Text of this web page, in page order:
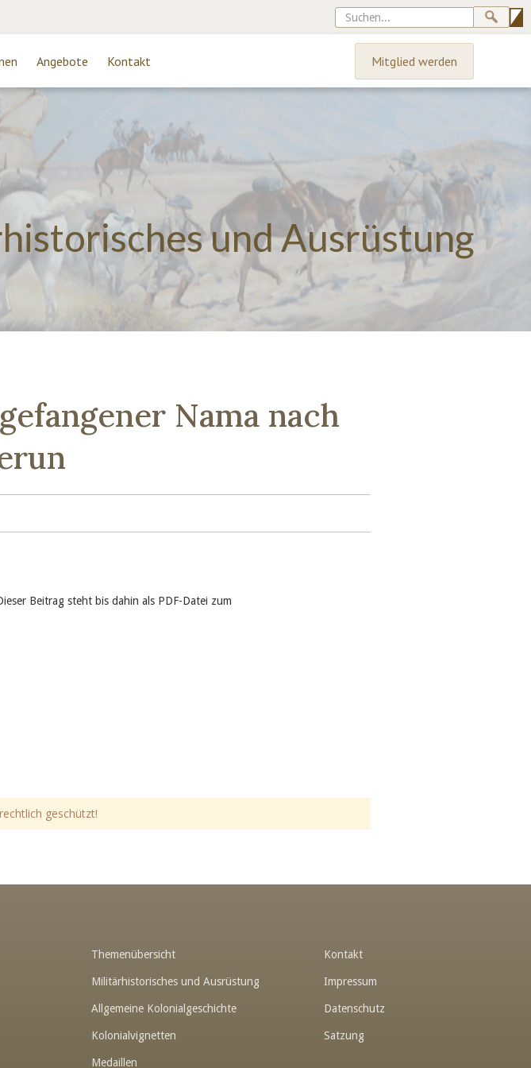
Angebote Kontakt Mitglied werden
und Ausrüstung
Nama nach
Beitrag steht bis dahin als PDF-Datei zum
geschützt!
Themenübersicht
Militärhistorisches und Ausrüstung
Allgemeine Kolonialgeschichte
Kolonialvignetten
Medaillen
Kontakt
Impressum
Datenschutz
Satzung